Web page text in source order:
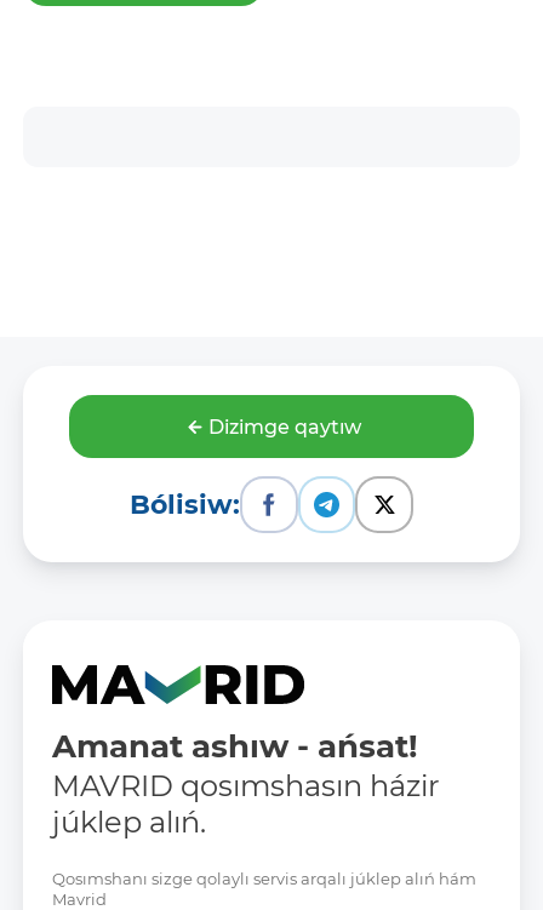
Dizimge qaytıw
Bólisiw:
Amanat ashıw - ańsat!
MAVRID qosımshasın házir
júklep alıń.
Qosımshanı sizge qolaylı servis arqalı júklep alıń hám
Mavrid